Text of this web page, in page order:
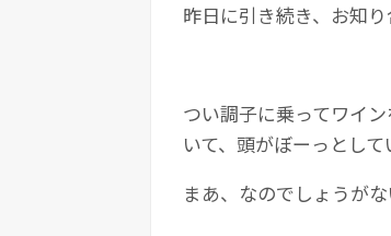
昨日に引き続き、お知
つい調子に乗ってワイ
いて、頭がぼーっとして
まあ、なのでしょうが